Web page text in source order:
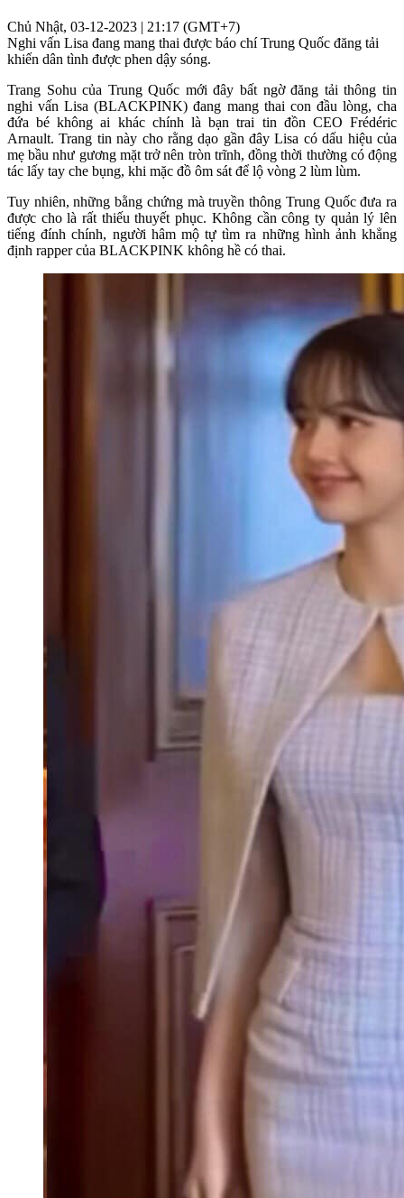
Chủ Nhật, 03-12-2023 | 21:17 (GMT+7)
Nghi vấn Lisa đang mang thai được báo chí Trung Quốc đăng tải
khiến dân tình được phen dậy sóng.
Trang Sohu của Trung Quốc mới đây bất ngờ đăng tải thông tin
nghi vấn Lisa (BLACKPINK) đang mang thai con đầu lòng, cha
đứa bé không ai khác chính là bạn trai tin đồn CEO Frédéric
Arnault. Trang tin này cho rằng dạo gần đây Lisa có dấu hiệu của
mẹ bầu như gương mặt trở nên tròn trĩnh, đồng thời thường có động
tác lấy tay che bụng, khi mặc đồ ôm sát để lộ vòng 2 lùm lùm.
Tuy nhiên, những bằng chứng mà truyền thông Trung Quốc đưa ra
được cho là rất thiếu thuyết phục. Không cần công ty quản lý lên
tiếng đính chính, người hâm mộ tự tìm ra những hình ảnh khẳng
định rapper của BLACKPINK không hề có thai.